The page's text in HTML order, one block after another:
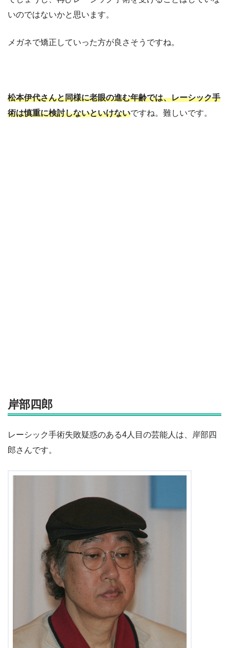
いのではないかと思います。
メガネで矯正していった方が良さそうですね。
松本伊代さんと同様に老眼の進む年齢では、レーシック手
術は慎重に検討しないといけないですね。難しいです。
岸部四郎
レーシック手術失敗疑惑のある4人目の芸能人は、岸部四
郎さんです。